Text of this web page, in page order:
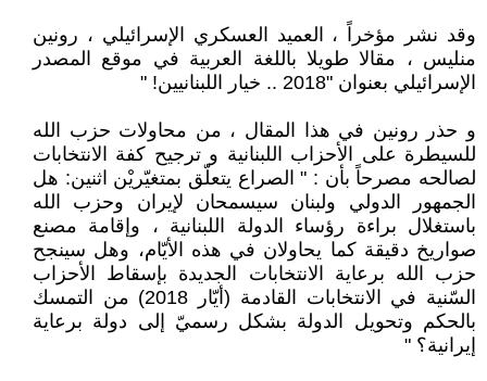
وقد نشر مؤخراً ، العميد العسكري الإسرائيلي ، رونين
منليس ، مقالا طويلا باللغة العربية في موقع المصدر
الإسرائيلي بعنوان "2018 .. خيار اللبنانيين! "
و حذر رونين في هذا المقال ، من محاولات حزب الله
للسيطرة على الأحزاب اللبنانية و ترجيح كفة الانتخابات
لصالحه مصرحاً بأن : " الصراع يتعلّق بمتغيّريْن اثنين: هل
الجمهور الدولي ولبنان سيسمحان لإيران وحزب الله
باستغلال براءة رؤساء الدولة اللبنانية ، وإقامة مصنع
صواريخ دقيقة كما يحاولان في هذه الأيّام، وهل سينجح
حزب الله برعاية الانتخابات الجديدة بإسقاط الأحزاب
السّنية في الانتخابات القادمة (أيّار 2018) من التمسك
بالحكم وتحويل الدولة بشكل رسميّ إلى دولة برعاية
إيرانية؟ "